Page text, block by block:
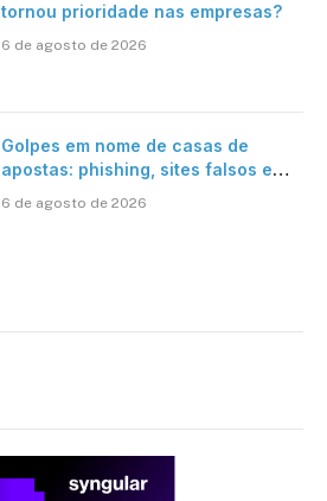
tornou prioridade nas empresas?
6 de agosto de 2026
Golpes em nome de casas de
apostas: phishing, sites falsos e
como se proteger
6 de agosto de 2026